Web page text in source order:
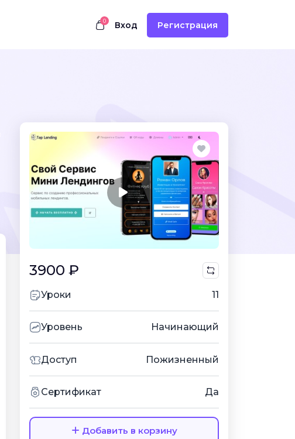
0 Вход Регистрация
3900 ₽
Уроки 11
Уровень Начинающий
Доступ Пожизненный
Сертификат Да
Добавить в корзину